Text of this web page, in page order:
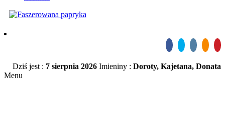
Dziś jest : 7 sierpnia 2026 Imieniny : Doroty, Kajetana, Donata
Menu